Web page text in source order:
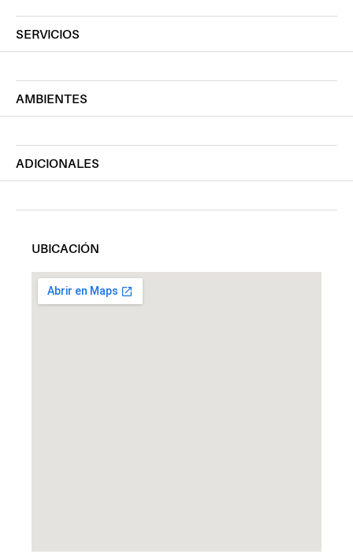
SERVICIOS
AMBIENTES
ADICIONALES
UBICACIÓN